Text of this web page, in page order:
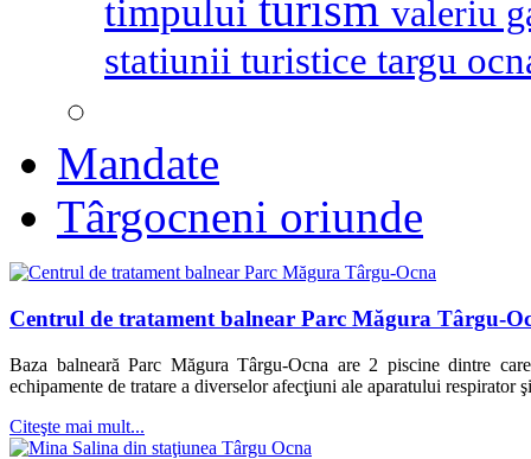
timpului turism valeriu
statiunii turistice targu
Mandate
Târgocneni oriunde
Centrul de tratament balnear Parc Măgura Târgu-
Baza balneară Parc Măgura Târgu-Ocna are 2 piscine dintre
echipamente de tratare a diverselor afecţiuni ale aparatului respirator
Citeşte mai mult...